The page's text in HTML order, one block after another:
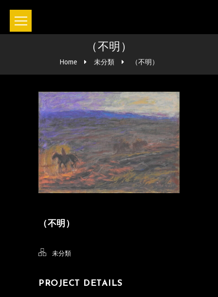
（不明）
Home 未分類 （不明）
（不明）
未分類
PROJECT DETAILS